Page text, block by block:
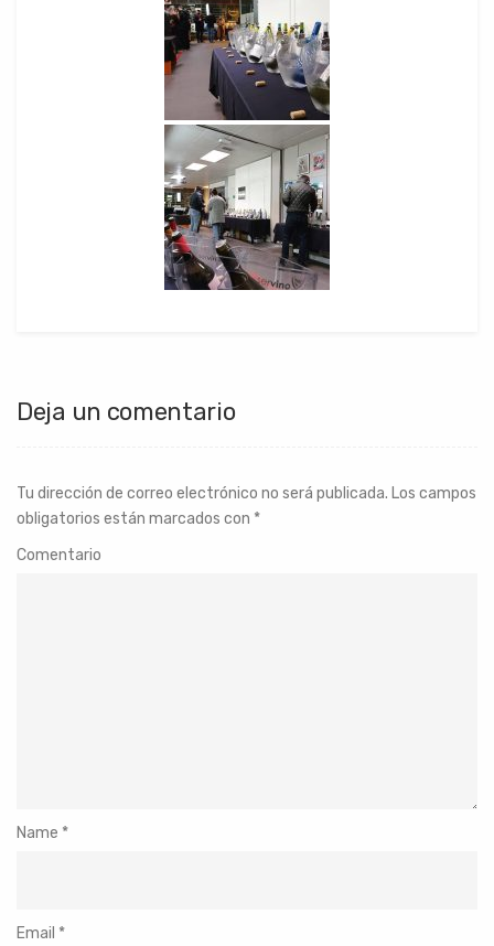
Deja un comentario
Tu dirección de correo electrónico no será publicada. Los campos
obligatorios están marcados con *
Comentario
Name *
Email *